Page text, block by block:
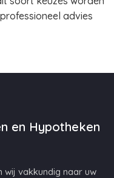
advies
en Hypotheken
vakkundig naar uw